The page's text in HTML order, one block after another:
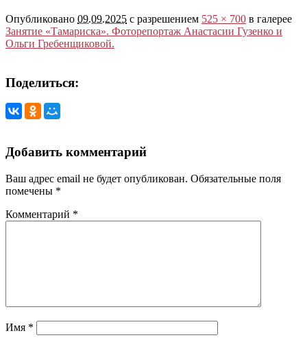
Опубликовано 09.09.2025 с разрешением 525 × 700 в галерее
Занятие «Тамариска». Фоторепортаж Анастасии Гузенко и
Ольги Гребенщиковой.
Поделиться:
Добавить комментарий
Ваш адрес email не будет опубликован. Обязательные поля
помечены *
Комментарий *
Имя *